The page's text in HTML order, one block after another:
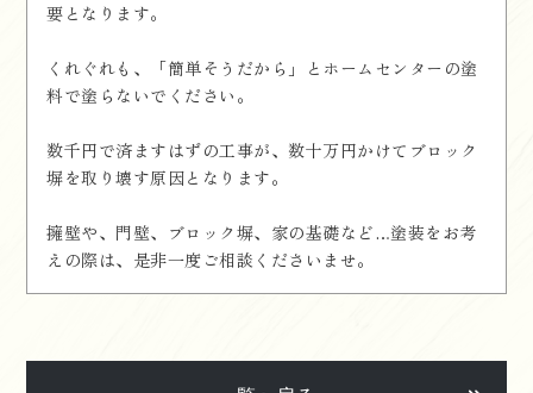
要となります。
くれぐれも、「簡単そうだから」とホームセンターの塗
料で塗らないでください。
数千円で済ますはずの工事が、数十万円かけてブロック
塀を取り壊す原因となります。
擁壁や、門壁、ブロック塀、家の基礎など…塗装をお考
えの際は、是非一度ご相談くださいませ。